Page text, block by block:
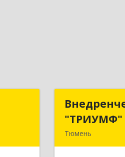
"ТРИУМФ"
Тюмень